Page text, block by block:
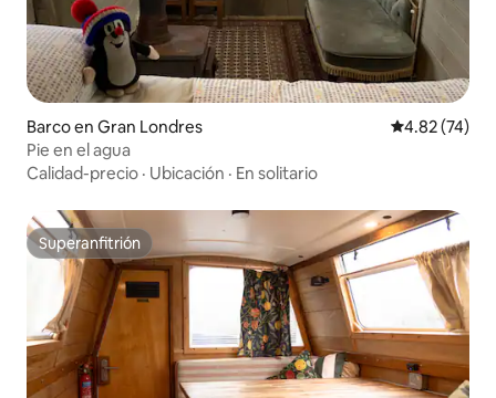
Barco en Gran Londres Calificación
4.82 (74)
Pie en el agua
Calidad-precio · Ubicación · En solitario
Superanfitrión
Superanfitrión